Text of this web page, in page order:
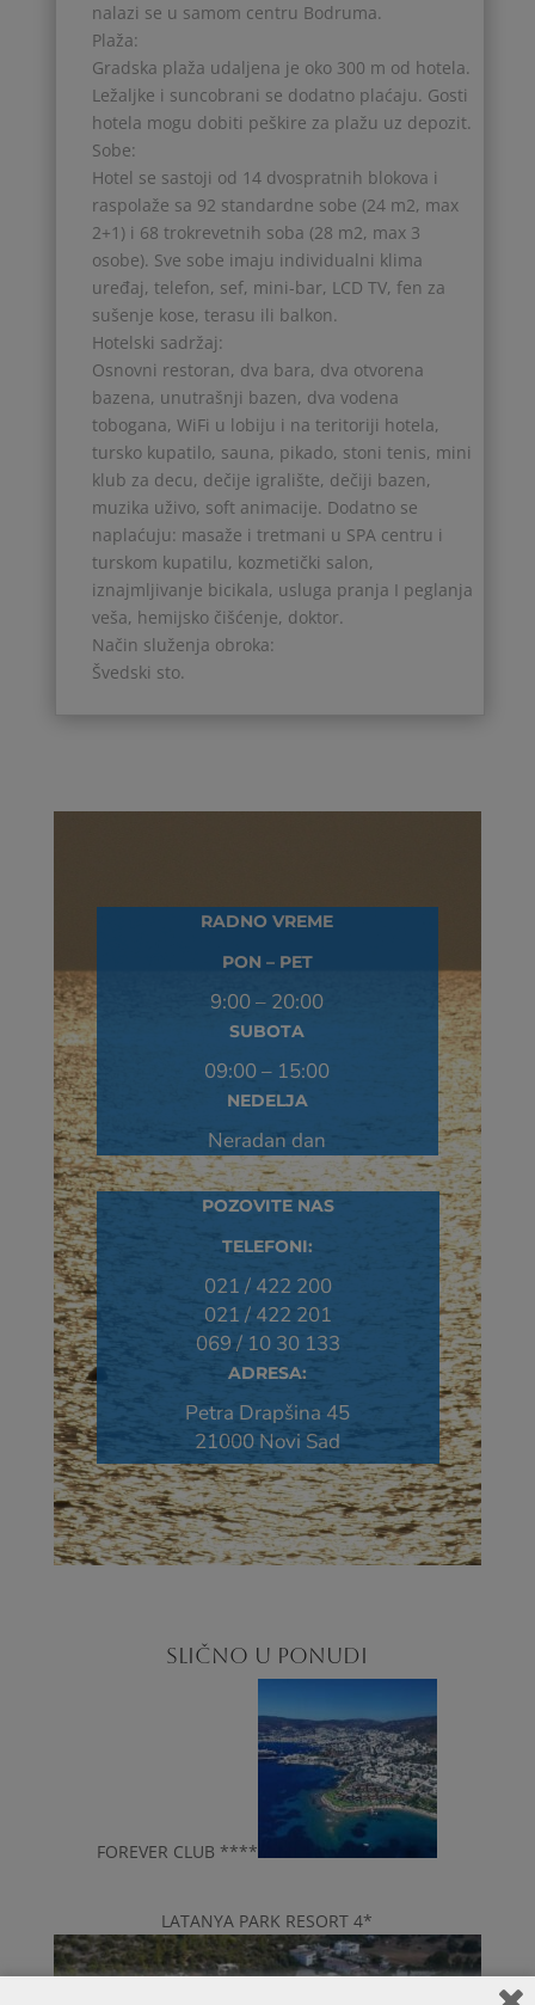
nalazi se u samom centru Bodruma.
Plaža:
Gradska plaža udaljena je oko 300 m od hotela.
Ležaljke i suncobrani se dodatno plaćaju. Gosti
hotela mogu dobiti peškire za plažu uz depozit.
Sobe:
Hotel se sastoji od 14 dvospratnih blokova i
raspolaže sa 92 standardne sobe (24 m2, max
2+1) i 68 trokrevetnih soba (28 m2, max 3
osobe). Sve sobe imaju individualni klima
uređaj, telefon, sef, mini-bar, LCD TV, fen za
sušenje kose, terasu ili balkon.
Hotelski sadržaj:
Osnovni restoran, dva bara, dva otvorena
bazena, unutrašnji bazen, dva vodena
tobogana, WiFi u lobiju i na teritoriji hotela,
tursko kupatilo, sauna, pikado, stoni tenis, mini
klub za decu, dečije igralište, dečiji bazen,
muzika uživo, soft animacije. Dodatno se
naplaćuju: masaže i tretmani u SPA centru i
turskom kupatilu, kozmetički salon,
iznajmljivanje bicikala, usluga pranja I peglanja
veša, hemijsko čišćenje, doktor.
Način služenja obroka:
Švedski sto.
RADNO VREME
PON – PET
9:00 – 20:00
SUBOTA
09:00 – 15:00
NEDELJA
Neradan dan
POZOVITE NAS
TELEFONI:
021 / 422 200
021 / 422 201
069 / 10 30 133
ADRESA:
Petra Drapšina 45
21000 Novi Sad
SLIČNO U PONUDI
FOREVER CLUB ****
LATANYA PARK RESORT 4*